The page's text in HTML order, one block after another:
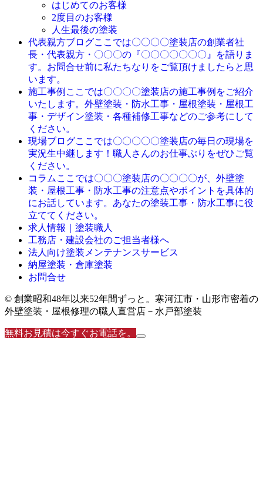
はじめてのお客様
2度目のお客様
人生最後の塗装
代表親方ブログここでは〇〇〇〇塗装店の創業者社
長・代表親方・〇〇〇の『〇〇〇〇〇〇〇』を語りま
す。お問合せ前に私たちなりをご覧頂けましたらと思
います。
施工事例 ここでは〇〇〇〇塗装店の施工事例をご紹介
いたします。外壁塗装・防水工事・屋根塗装・屋根工
事・デザイン塗装・各種補修工事などのご参考にして
ください。
現場ブログここでは〇〇〇〇〇塗装店の毎日の現場を
実況生中継します！職人さんのお仕事ぶりをぜひご覧
ください。
コラム ここでは〇〇〇塗装店の〇〇〇〇が、外壁塗
装・屋根工事・防水工事の注意点やポイントを具体的
にお話しています。あなたの塗装工事・防水工事に役
立ててください。
求人情報｜塗装職人
工務店・建設会社のご担当者様へ
法人向け塗装メンテナンスサービス
納屋塗装・倉庫塗装
お問合せ
© 創業昭和48年以来52年間ずっと。寒河江市・山形市密着の
外壁塗装・屋根修理の職人直営店－水戸部塗装
無料お見積は今すぐお電話を。